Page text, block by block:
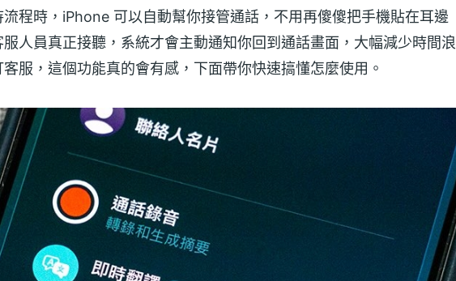
程時，iPhone 可以自動幫你接管通話，不用再傻傻把手機貼在耳邊
人員真正接聽，系統才會主動通知你回到通話畫面，大幅減少時間浪
服，這個功能真的會有感，下面帶你快速搞懂怎麼使用。